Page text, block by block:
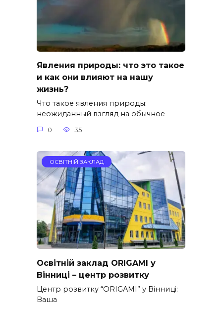
Явления природы: что это такое
и как они влияют на нашу
жизнь?
Что такое явления природы:
неожиданный взгляд на обычное
0 35
ОСВІТНІЙ ЗАКЛАД
Освітній заклад ORIGAMI у
Вінниці – центр розвитку
Центр розвитку “ORIGAMI” у Вінниці:
Ваша